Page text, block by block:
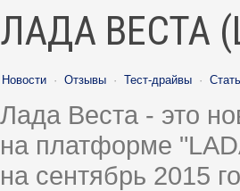
ЛАДА ВЕСТА
Новости · Отзывы · Тест-драйвы ·
Лада Веста - это
на платформе
на сентябрь 2015